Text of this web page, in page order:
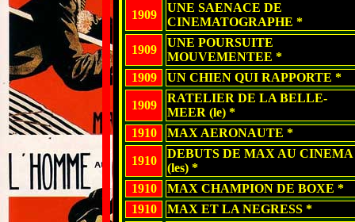
1909
UNE SAENACE DE
CINEMATOGRAPHE *
1909
UNE POURSUITE
MOUVEMENTEE *
1909
UN CHIEN QUI RAPPORTE *
1909
RATELIER DE LA BELLE-
MEER (le) *
1910
MAX AERONAUTE *
1910
DEBUTS DE MAX AU CINEMA
(les) *
1910
MAX CHAMPION DE BOXE *
1910
MAX ET LA NEGRESS *